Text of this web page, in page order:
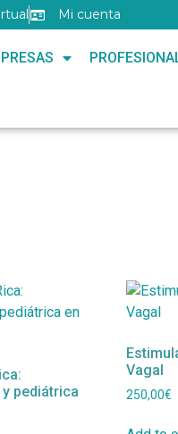
Mi cuenta
pediátrica
Vagal
250,00€